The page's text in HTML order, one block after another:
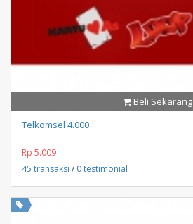
Beli Sekarang
Telkomsel 4.000
Rp 5.009
45 transaksi / 0 testimonial